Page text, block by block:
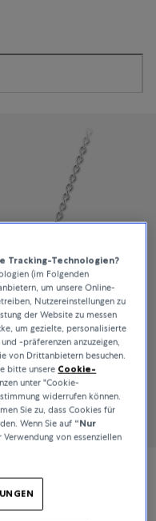
Tracking-Technologien?
(im Folgenden
um unsere Online-
Nutzereinstellungen zu
der Website zu messen
um gezielte, personalisierte
-präferenzen anzuzeigen,
von Drittanbietern besuchen.
bitte unsere Cookie-
unter "Cookie-
widerrufen können.
Sie zu, dass Cookies für
Wenn Sie auf “Nur
von essenziellen